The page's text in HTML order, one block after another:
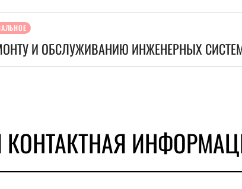
И ОБСЛУЖИВАНИЮ ИНЖЕНЕРНЫХ
КОНТАКТНАЯ